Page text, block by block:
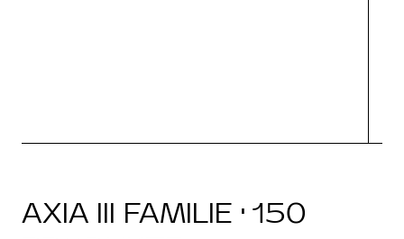
AXIA III FAMILIE · 150